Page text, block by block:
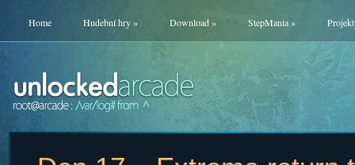
Home Hudební hry» Download» StepMania»